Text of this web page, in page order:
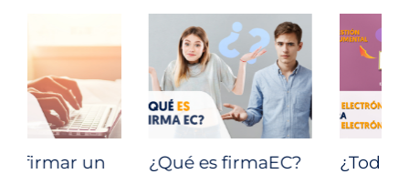
¿Qué es firmaEC?
¿Todas las firmas